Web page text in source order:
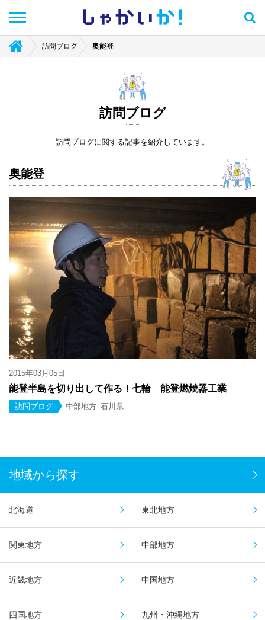
しゃかい か！
訪問ブログ 奥能登
訪問ブログ
訪問ブログに関する記事を紹介しています。
奥能登
2015年03月05日
能登半島を切り出して作る！七輪 能登燃焼器工業
訪問ブログ 中部地方 石川県
地域から探す
北海道 東北地方
関東地方 中部地方
近畿地方 中国地方
四国地方 九州・沖縄地方